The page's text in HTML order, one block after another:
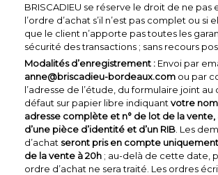
BRISCADIEU se réserve le droit de ne pas
l’ordre d’achat s’il n’est pas complet ou si
que le client n’apporte pas toutes les
sécurité des transactions ; sans recours
Modalités d’enregistrement : Envoi par
anne@briscadieu-bordeaux.com ou par
l’adresse de l’étude, du formulaire joint
défaut sur papier libre indiquant votre
adresse complète et n° de lot de la
d’une pièce d’identité et d’un RIB . Les
d’achat seront pris en compte uniquement
de la vente à 20h ; au-delà de cette date,
ordre d’achat ne sera traité. Les ordres